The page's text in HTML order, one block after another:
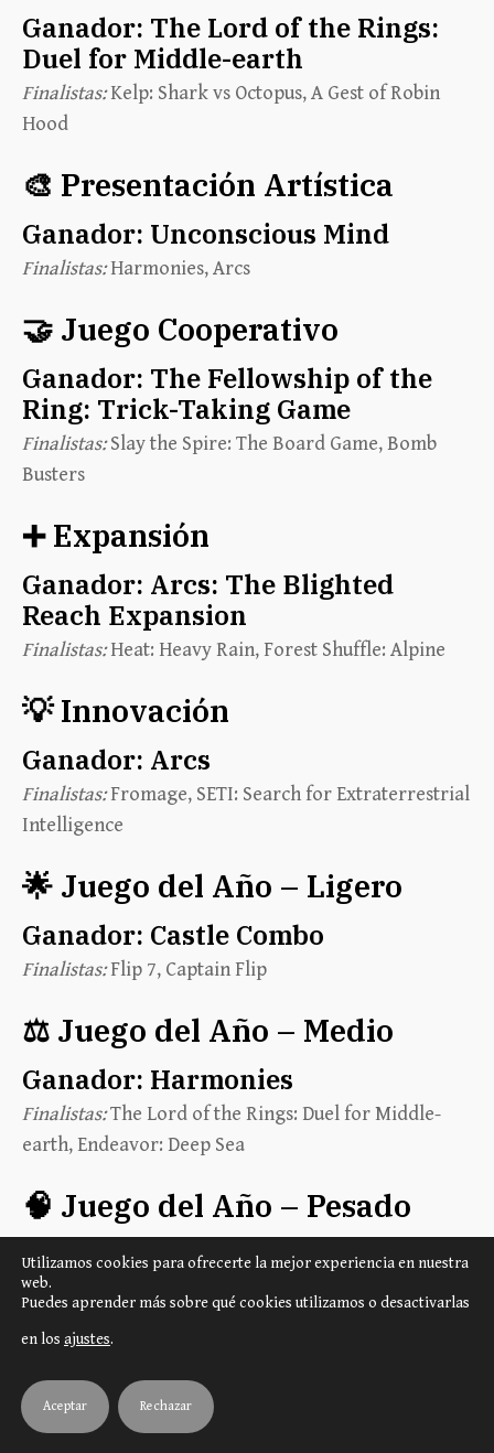
Ganador: The Lord of the Rings:
Duel for Middle-earth
Finalistas:Kelp: Shark vs Octopus, A Gest of Robin
Hood
🎨 Presentación Artística
Ganador: Unconscious Mind
Finalistas:Harmonies, Arcs
🤝 Juego Cooperativo
Ganador: The Fellowship of the
Ring: Trick-Taking Game
Finalistas:Slay the Spire: The Board Game, Bomb
Busters
➕ Expansión
Ganador: Arcs: The Blighted
Reach Expansion
Finalistas:Heat: Heavy Rain, Forest Shuffle: Alpine
💡 Innovación
Ganador: Arcs
Finalistas:Fromage, SETI: Search for Extraterrestrial
Intelligence
🌟 Juego del Año – Ligero
Ganador: Castle Combo
Finalistas:Flip 7, Captain Flip
⚖️ Juego del Año – Medio
Ganador: Harmonies
Finalistas:The Lord of the Rings: Duel for Middle-
earth, Endeavor: Deep Sea
🧠 Juego del Año – Pesado
Ganador:SETI: Search for
Extraterrestrial Intelligence
🎉 Party Game
Ganador:Flip 7
Utilizamos cookies para ofrecerte la mejor experiencia en nuestra
web.
Puedes aprender más sobre qué cookies utilizamos o desactivarlas
en los ajustes.
Aceptar Rechazar